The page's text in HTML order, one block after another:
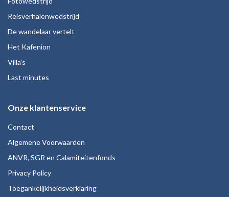
Reisverhalenwedstrijd
De wandelaar vertelt
Het Kafenion
Villa's
Last minutes
Onze klantenservice
Contact
Algemene Voorwaarden
ANVR, SGR en Calamiteitenfonds
Privacy Policy
Toegankelijkheidsverklaring